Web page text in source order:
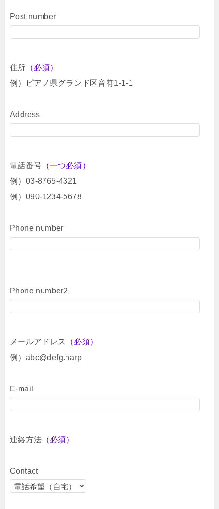
Post number
住所 （必須）
例）ピアノ県グランド区音符1-1-1
Address
電話番号 （一つ必須）
例）03-8765-4321
例）090-1234-5678
Phone number
Phone number2
メールアドレス
（必須）
例）abc@defg.harp
E-mail
連絡方法 （必須）
Contact